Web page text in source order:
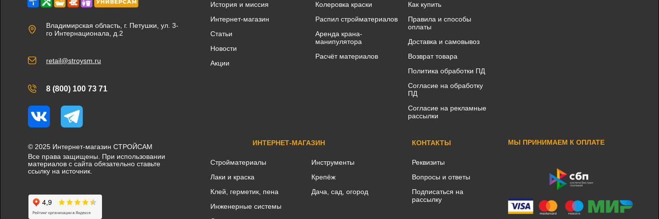
Владимирская область, г. Петушки, ул. 3-
го Интернационала, д.2
retail@stroysm.ru
8 (800) 100 73 71
Вконтакте
Telegram
© 2025 Интернет-магазин СТРОЙСАМ
Все права защищены. При использовании
материалов с сайта обязательно ставьте
ссылку на источник.
История и миссия
Интернет-магазин
Статьи
Новости
Акции
Колеровка краски
Распил стройматериалов
Аренда крана-
манипулятора
Расчёт материалов
Как купить
Правила и способы
оплаты
Доставка и самовывоз
Возврат товара
Политика обработки ПД
Согласие на обработку
ПД
Согласие на рекламные
рассылки
ИНТЕРНЕТ-МАГАЗИН
Стройматериалы
Лаки и краска
Клей, герметик, пена
Инженерные системы
Инструменты
Крепёж
Дача, сад, огород
КОНТАКТЫ
Реквизиты
Вопросы и ответы
Подписаться на
рассылку
МЫ ПРИНИМАЕМ К ОПЛАТЕ